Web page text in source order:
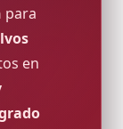
para
en